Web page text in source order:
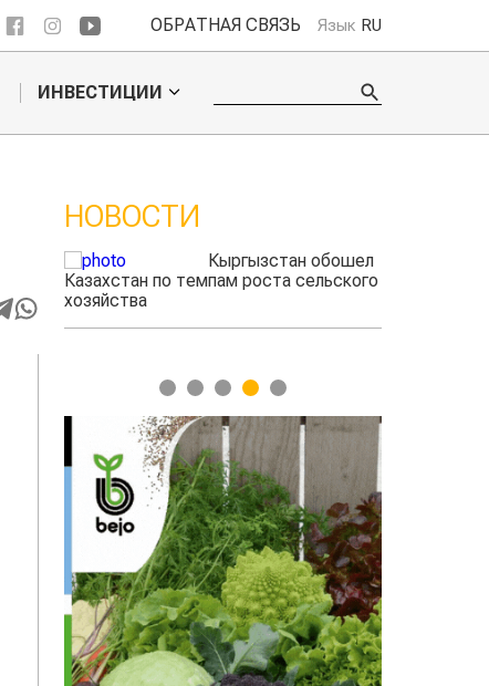
ОБРАТНАЯ СВЯЗЬ Язык RU
ИНВЕСТИЦИИ
НОВОСТИ
Ученые нашли
способ повысить
1 2 3 4 5